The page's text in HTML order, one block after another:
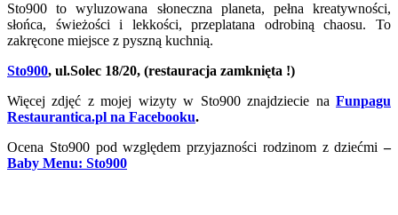
Sto900 to wyluzowana słoneczna planeta, pełna kreatywności,
słońca, świeżości i lekkości, przeplatana odrobiną chaosu. To
zakręcone miejsce z pyszną kuchnią.
Sto900, ul.Solec 18/20, (restauracja zamknięta !)
Więcej zdjęć z mojej wizyty w Sto900 znajdziecie na Funpagu
Restaurantica.pl na Facebooku.
Ocena Sto900 pod względem przyjazności rodzinom z dziećmi–
Baby Menu: Sto900